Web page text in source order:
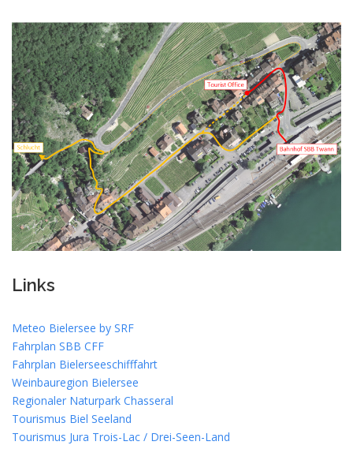
Links
Meteo Bielersee by SRF
Fahrplan SBB CFF
Fahrplan Bielerseeschifffahrt
Weinbauregion Bielersee
Regionaler Naturpark Chasseral
Tourismus Biel Seeland
Tourismus Jura Trois-Lac / Drei-Seen-Land